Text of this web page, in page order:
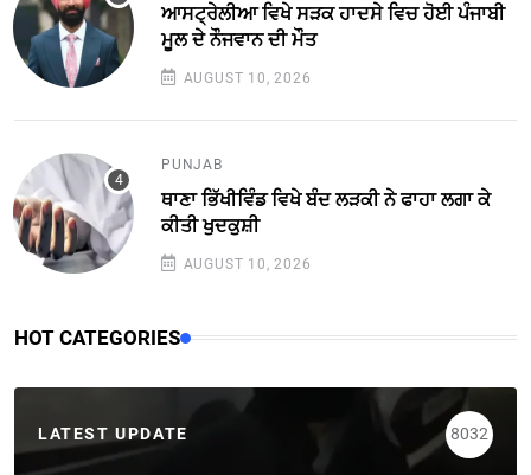
ਆਸਟ੍ਰੇਲੀਆ ਵਿਖੇ ਸੜਕ ਹਾਦਸੇ ਵਿਚ ਹੋਈ ਪੰਜਾਬੀ
ਮੂਲ ਦੇ ਨੌਜਵਾਨ ਦੀ ਮੌਤ
AUGUST 10, 2026
PUNJAB
ਥਾਣਾ ਭਿੱਖੀਵਿੰਡ ਵਿਖੇ ਬੰਦ ਲੜਕੀ ਨੇ ਫਾਹਾ ਲਗਾ ਕੇ
ਕੀਤੀ ਖੁਦਕੁਸ਼ੀ
AUGUST 10, 2026
HOT CATEGORIES
LATEST UPDATE 8032